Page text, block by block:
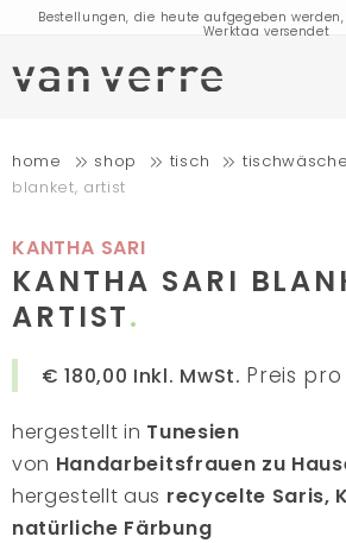
Bestellungen, die heute aufgegeben
Werktag versendet
Handgefertigte Produkte voller
Kostenloser Versand für Bestellungen über
Bestellungen, die heute aufgegeben
Handgefertigte Produkte voller
home shop tisch tischwäsche
blanket, artist
KANTHA SARI
KANTHA SARI
ARTIST
€ 180,00 Inkl. MwSt. Preis
hergestellt in Tunesien
von Handarbeitsfrauen zu
hergestellt aus recycelte Saris,
natürliche Färbung